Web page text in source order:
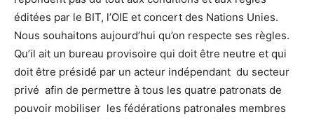
éditées par le BIT, l’OIE et concert des Nations Unies.
Nous souhaitons aujourd’hui qu’on respecte ses règles.
Qu’il ait un bureau provisoire qui doit être neutre et qui
doit être présidé par un acteur indépendant du secteur
privé afin de permettre à tous les quatre patronats de
pouvoir mobiliser les fédérations patronales membres